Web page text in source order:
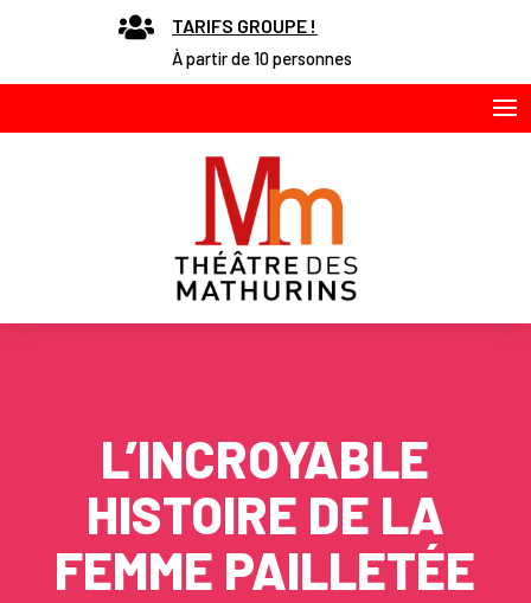
 TARIFS GROUPE !
À partir de 10 personnes
L’INCROYABLE
HISTOIRE DE LA
FEMME PAILLETÉE